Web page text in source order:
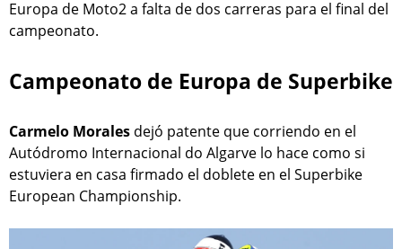
Europa de Moto2 a falta de dos carreras para el final del
campeonato.
Campeonato de Europa de Superbike
Carmelo Morales dejó patente que corriendo en el
Autódromo Internacional do Algarve lo hace como si
estuviera en casa firmado el doblete en el Superbike
European Championship.